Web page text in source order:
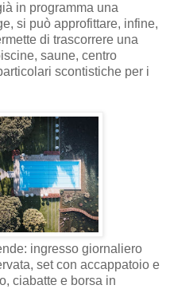
in programma una
si può approfittare, infine,
di trascorrere una
saune, centro
scontistiche per i
ingresso giornaliero
set con accappatoio e
ciabatte e borsa in